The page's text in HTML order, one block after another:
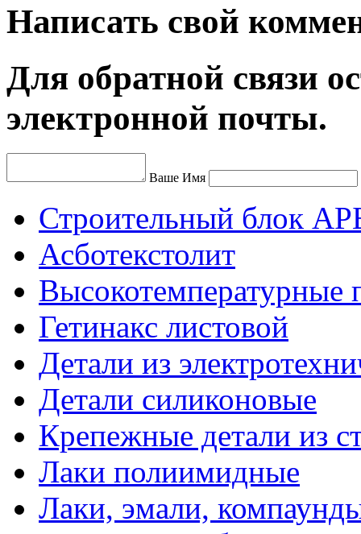
Написать свой
Для обратной связи
электронной почты.
Ваше Имя
Строительный блок
Асботекстолит
Высокотемпературные
Гетинакс листовой
Детали из
Детали силиконовые
Крепежные детали из
Лаки полиимидные
Лаки, эмали,